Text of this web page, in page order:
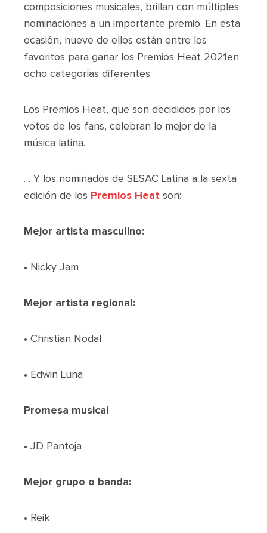
composiciones musicales, brillan con múltiples
nominaciones a un importante premio. En esta
ocasión, nueve de ellos están entre los
favoritos para ganar los Premios Heat 2021en
ocho categorías diferentes.
Los Premios Heat, que son decididos por los
votos de los fans, celebran lo mejor de la
música latina.
… Y los nominados de SESAC Latina a la sexta
edición de los Premios Heat son:
Mejor artista masculino:
• Nicky Jam
Mejor artista regional:
• Christian Nodal
• Edwin Luna
Promesa musical
• JD Pantoja
Mejor grupo o banda:
• Reik